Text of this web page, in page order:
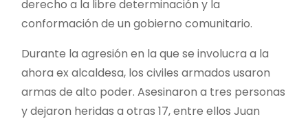
derecho a la libre determinación y la
conformación de un gobierno comunitario.
Durante la agresión en la que se involucra a la
ahora ex alcaldesa, los civiles armados usaron
armas de alto poder. Asesinaron a tres personas
y dejaron heridas a otras 17, entre ellos Juan